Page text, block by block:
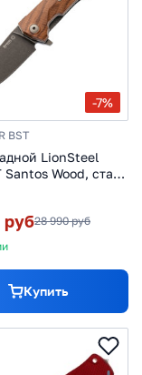
-7%
BST
LionSteel
Santos Wood, сталь
руб28 990 руб
Купить